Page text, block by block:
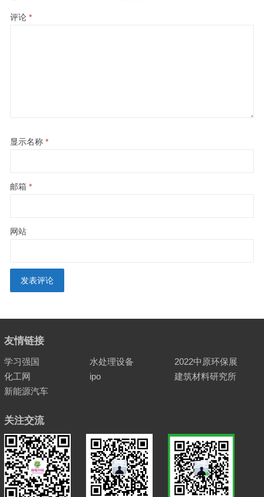
评论 *
显示名称 *
邮箱 *
网站
友情链接
学习强国 水处理设备
2022中原环保展
化工网
ipo
建筑材料研究所
新能源汽车
关注交流